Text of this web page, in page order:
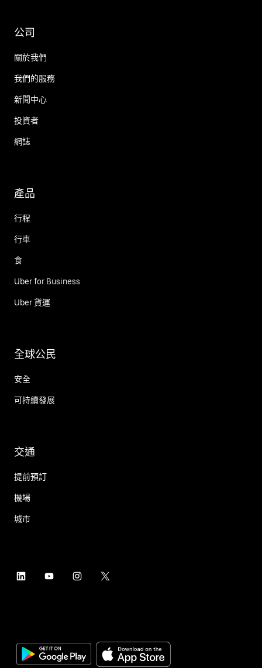
公司
關於我們
我們的服務
新聞中心
投資者
網誌
產品
行程
行車
食
Uber for Business
Uber 貨運
全球公民
安全
可持續發展
交通
提前預訂
機場
城市